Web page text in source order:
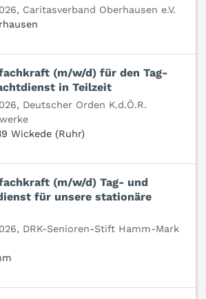
Caritasverband Oberhausen e.V.
(m/w/d) für den Tag-
in Teilzeit
Deutscher Orden K.d.Ö.R.
Wickede (Ruhr)
(m/w/d) Tag- und
für unsere stationäre
DRK-Senioren-Stift Hamm-Mark